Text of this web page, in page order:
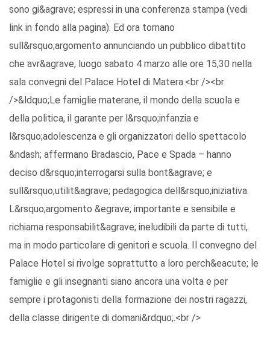
sono gi&agrave; espressi in una conferenza stampa (vedi
link in fondo alla pagina). Ed ora tornano
sull&rsquo;argomento annunciando un pubblico dibattito
che avr&agrave; luogo sabato 4 marzo alle ore 15,30 nella
sala convegni del Palace Hotel di Matera.<br /><br
/>&ldquo;Le famiglie materane, il mondo della scuola e
della politica, il garante per l&rsquo;infanzia e
l&rsquo;adolescenza e gli organizzatori dello spettacolo
&ndash; affermano Bradascio, Pace e Spada – hanno
deciso d&rsquo;interrogarsi sulla bont&agrave; e
sull&rsquo;utilit&agrave; pedagogica dell&rsquo;iniziativa.
L&rsquo;argomento &egrave; importante e sensibile e
richiama responsabilit&agrave; ineludibili da parte di tutti,
ma in modo particolare di genitori e scuola. Il convegno del
Palace Hotel si rivolge soprattutto a loro perch&eacute; le
famiglie e gli insegnanti siano ancora una volta e per
sempre i protagonisti della formazione dei nostri ragazzi,
della classe dirigente di domani&rdquo;.<br />